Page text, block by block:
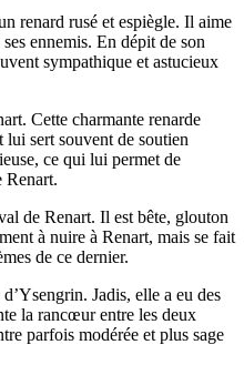
renard rusé et espiègle. Il aime
ennemis. En dépit de son
sympathique et astucieux
Cette charmante renarde
lui sert souvent de soutien
ce qui lui permet de
Renart.
de Renart. Il est bête, glouton
à nuire à Renart, mais se fait
de ce dernier.
Jadis, elle a eu des
la rancœur entre les deux
parfois modérée et plus sage